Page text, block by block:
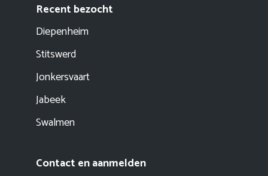
Recent bezocht
Diepenheim
Stitswerd
Jonkersvaart
Jabeek
Swalmen
Contact en aanmelden